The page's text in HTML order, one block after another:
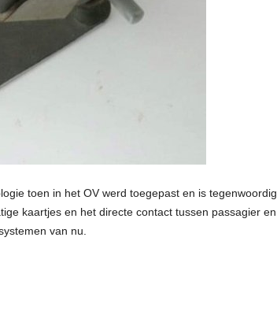
toen in het OV werd toegepast en is tegenwoordig
kaartjes en het directe contact tussen passagier en
van nu.